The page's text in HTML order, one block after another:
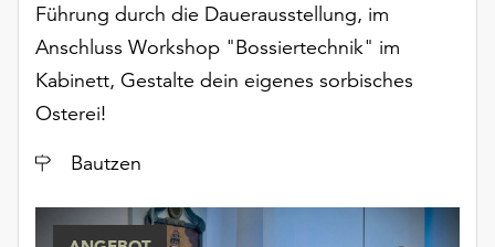
Führung durch die Dauerausstellung, im
Anschluss Workshop "Bossiertechnik" im
Kabinett, Gestalte dein eigenes sorbisches
Osterei!
Ort
Bautzen